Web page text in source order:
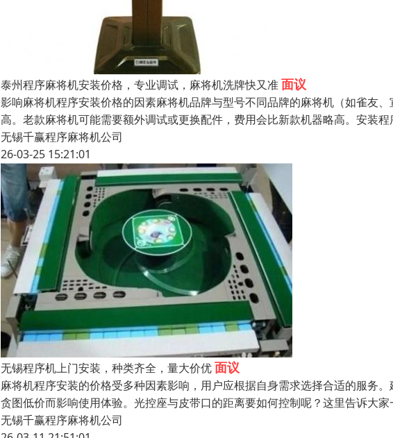
泰州程序麻将机安装价格，专业调试，麻将机洗牌快又准面议
影响麻将机程序安装价格的因素麻将机品牌与型号不同品牌的麻将机（如雀友
高。老款麻将机可能需要额外调试或更换配件，费用会比新款机器略高。安装
无锡千赢程序麻将机公司
26-03-25 15:21:01
无锡程序机上门安装，种类齐全，量大价优面议
麻将机程序安装的价格受多种因素影响，用户应根据自身需求选择合适的服务
贪图低价而影响使用体验。光控座与皮带口的距离要如何控制呢？这里告诉大
无锡千赢程序麻将机公司